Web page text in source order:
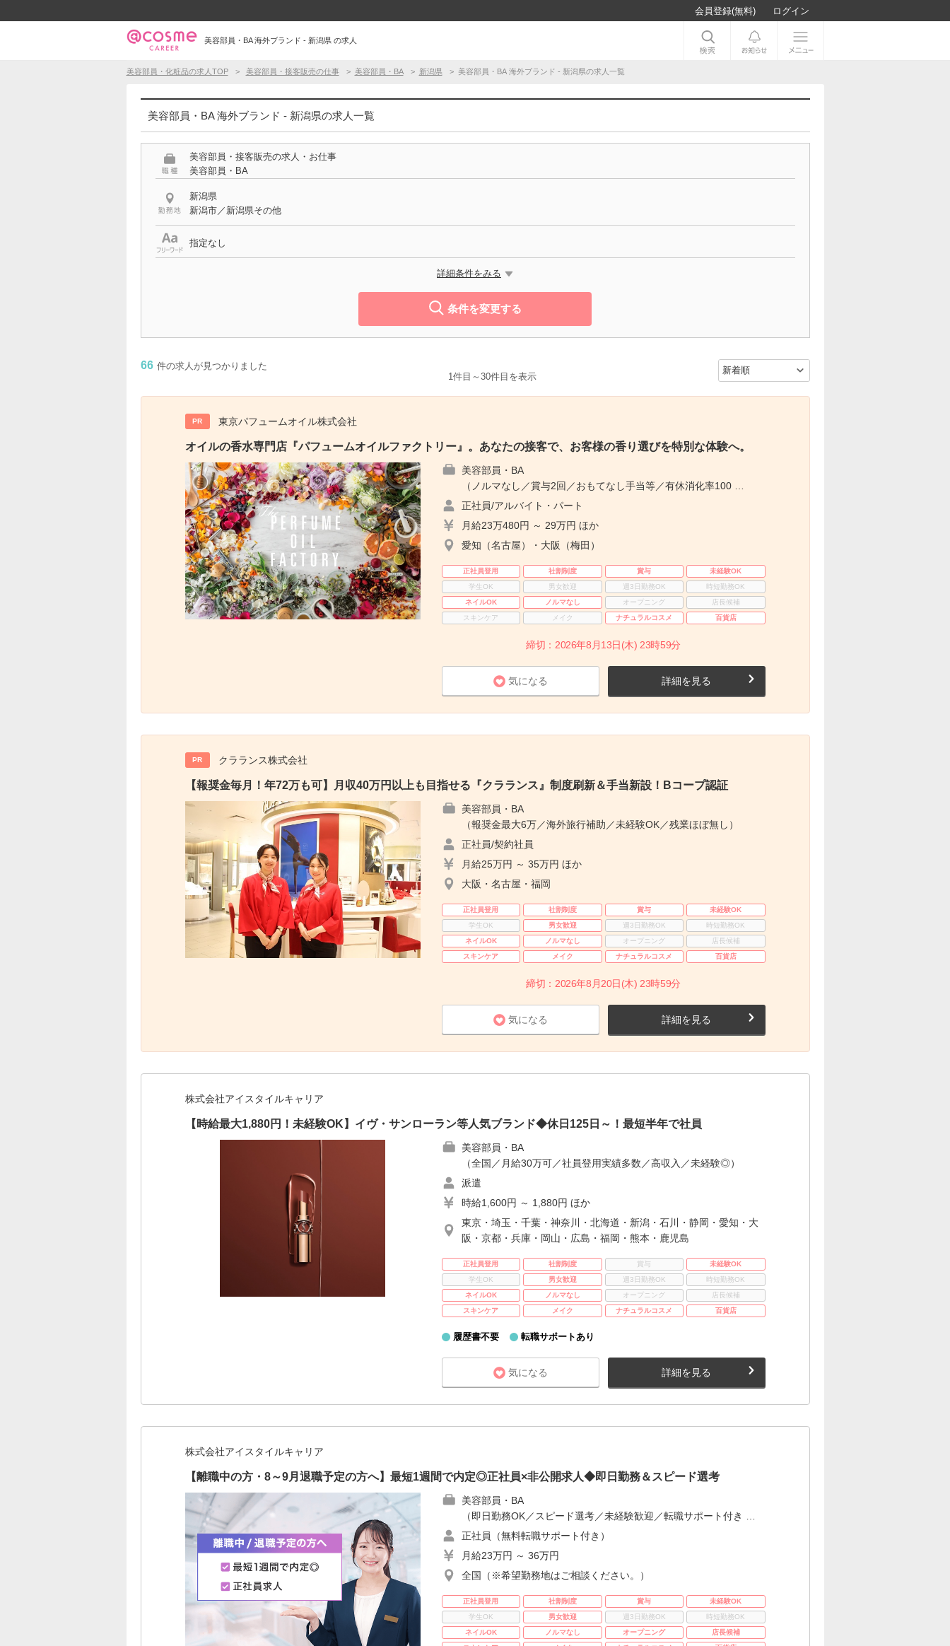
会員登録(無料) ログイン
美容部員・BA 海外ブランド - 新潟県 の求人
美容部員・化粧品の求人TOP 美容部員・接客販売の仕事 美容部員・BA 新潟県 美容部員・BA 海外ブランド - 新潟県の求人一覧
美容部員・BA 海外ブランド - 新潟県の求人一覧
美容部員・接客販売の求人・お仕事
美容部員・BA
新潟県
新潟市／新潟県その他
指定なし
詳細条件をみる
条件を変更する
66 件の求人が見つかりました
1件目～30件目を表示
PR 東京パフュームオイル株式会社
オイルの香水専門店『パフュームオイルファクトリー』。あなたの接客で、お客様の香り選びを特別な体験へ。
美容部員・BA
（ノルマなし／賞与2回／おもてなし手当等／有休消化率100 …
正社員/アルバイト・パート
月給23万480円 ～ 29万円 ほか
愛知（名古屋）・大阪（梅田）
正社員登用 社割制度 賞与
未経験OK
学生OK
男女歓迎 週3日勤務OK
時短勤務OK
ネイルOK
ノルマなし オープニング
店長候補
スキンケア
メイク ナチュラルコスメ 百貨店
締切：2026年8月13日(木) 23時59分
気になる 詳細を見る
PR クラランス株式会社
【報奨金毎月！年72万も可】月収40万円以上も目指せる『クラランス』制度刷新＆手当新設！Bコープ認証
美容部員・BA
（報奨金最大6万／海外旅行補助／未経験OK／残業ほぼ無し）
正社員/契約社員
月給25万円 ～ 35万円 ほか
大阪・名古屋・福岡
正社員登用 社割制度 賞与
未経験OK
学生OK
男女歓迎 週3日勤務OK
時短勤務OK
ネイルOK
ノルマなし オープニング
店長候補
スキンケア
メイク ナチュラルコスメ 百貨店
締切：2026年8月20日(木) 23時59分
気になる 詳細を見る
株式会社アイスタイルキャリア
【時給最大1,880円！未経験OK】イヴ・サンローラン等人気ブランド◆休日125日～！最短半年で社員
美容部員・BA
（全国／月給30万可／社員登用実績多数／高収入／未経験◎）
派遣
時給1,600円 ～ 1,880円 ほか
東京・埼玉・千葉・神奈川・北海道・新潟・石川・静岡・愛知・大
阪・京都・兵庫・岡山・広島・福岡・熊本・鹿児島
正社員登用 社割制度 賞与
未経験OK
学生OK
男女歓迎 週3日勤務OK
時短勤務OK
ネイルOK
ノルマなし オープニング
店長候補
スキンケア
メイク ナチュラルコスメ 百貨店
履歴書不要 転職サポートあり
気になる 詳細を見る
株式会社アイスタイルキャリア
【離職中の方・8～9月退職予定の方へ】最短1週間で内定◎正社員×非公開求人◆即日勤務＆スピード選考
美容部員・BA
（即日勤務OK／スピード選考／未経験歓迎／転職サポート付き …
正社員（無料転職サポート付き）
月給23万円 ～ 36万円
全国（※希望勤務地はご相談ください。）
正社員登用 社割制度 賞与
未経験OK
学生OK
男女歓迎 週3日勤務OK
時短勤務OK
ネイルOK
ノルマなし オープニング
店長候補